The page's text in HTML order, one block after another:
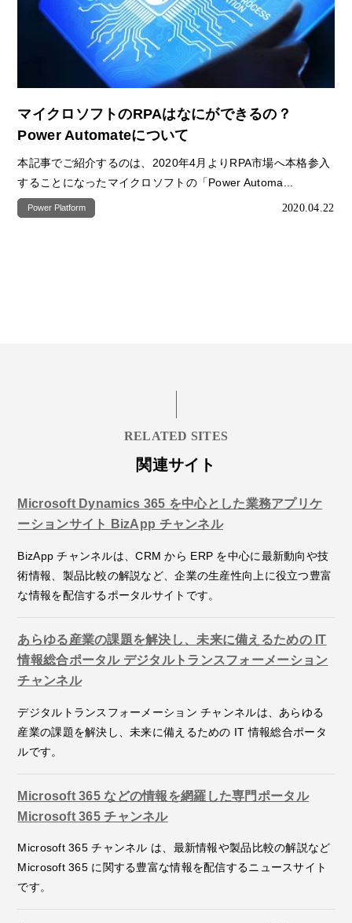
マイクロソフトのRPAはなにができるの？
Power Automateについて
本記事でご紹介するのは、2020年4月よりRPA市場へ本格参入
することになったマイクロソフトの「Power Automa...
Power Platform 2020.04.22
RELATED SITES
関連サイト
Microsoft Dynamics 365 を中心とした業務アプリケ
ーションサイト BizApp チャンネル
BizApp チャンネルは、CRM から ERP を中心に最新動向や技
術情報、製品比較の解説など、企業の生産性向上に役立つ豊富
な情報を配信するポータルサイトです。
あらゆる産業の課題を解決し、未来に備えるための IT
情報総合ポータル デジタルトランスフォーメーション
チャンネル
デジタルトランスフォーメーション チャンネルは、あらゆる
産業の課題を解決し、未来に備えるための IT 情報総合ポータ
ルです。
Microsoft 365 などの情報を網羅した専門ポータル
Microsoft 365 チャンネル
Microsoft 365 チャンネル は、最新情報や製品比較の解説など
Microsoft 365 に関する豊富な情報を配信するニュースサイト
です。